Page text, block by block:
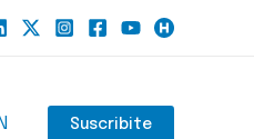
Suscribite